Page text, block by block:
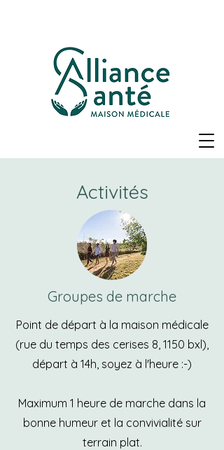
Activités
Groupes de marche
Point de départ à la maison médicale
(rue du temps des cerises 8, 1150 bxl),
départ à 14h, soyez à l'heure :-)
Maximum 1 heure de marche dans la
bonne humeur et la convivialité sur
terrain plat.